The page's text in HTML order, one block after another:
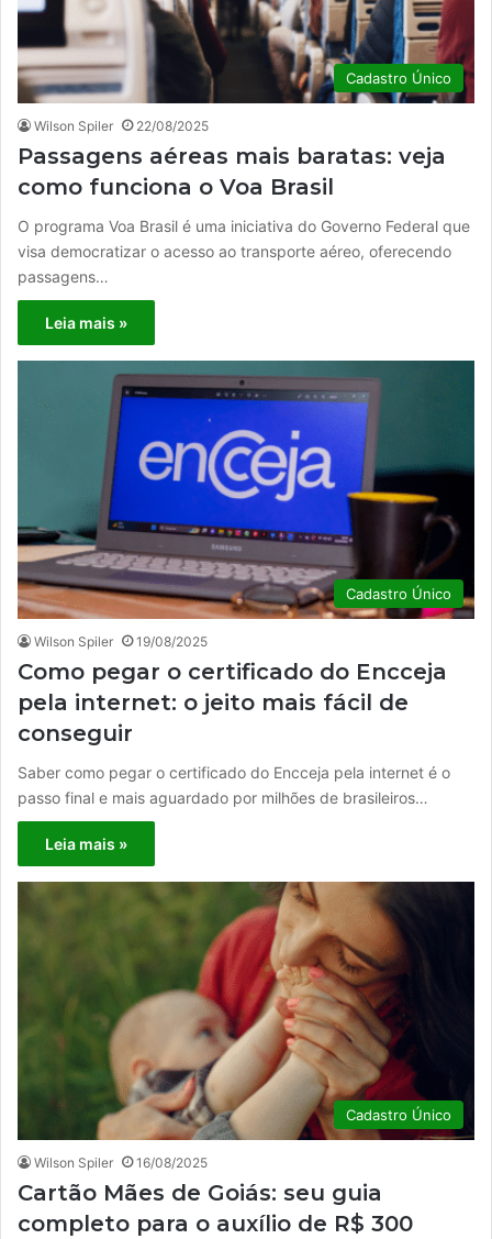
Cadastro Único
Wilson Spiler 22/08/2025
Passagens aéreas mais baratas: veja
como funciona o Voa Brasil
O programa Voa Brasil é uma iniciativa do Governo Federal que
visa democratizar o acesso ao transporte aéreo, oferecendo
passagens…
Leia mais »
Cadastro Único
Wilson Spiler 19/08/2025
Como pegar o certificado do Encceja
pela internet: o jeito mais fácil de
conseguir
Saber como pegar o certificado do Encceja pela internet é o
passo final e mais aguardado por milhões de brasileiros…
Leia mais »
Cadastro Único
Wilson Spiler 16/08/2025
Cartão Mães de Goiás: seu guia
completo para o auxílio de R$ 300